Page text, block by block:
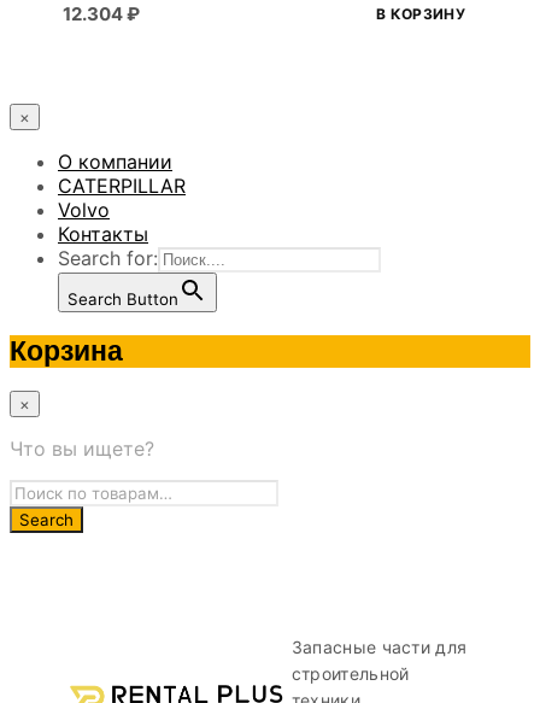
12.304₽ В КОРЗИНУ
×
О компании
CATERPILLAR
Volvo
Контакты
Search for:
Search Button
Корзина
×
Что вы ищете?
Запасные части для
строительной